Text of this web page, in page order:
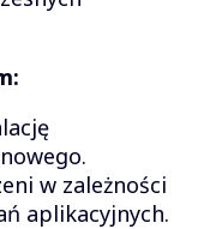
w zależności
aplikacyjnych.